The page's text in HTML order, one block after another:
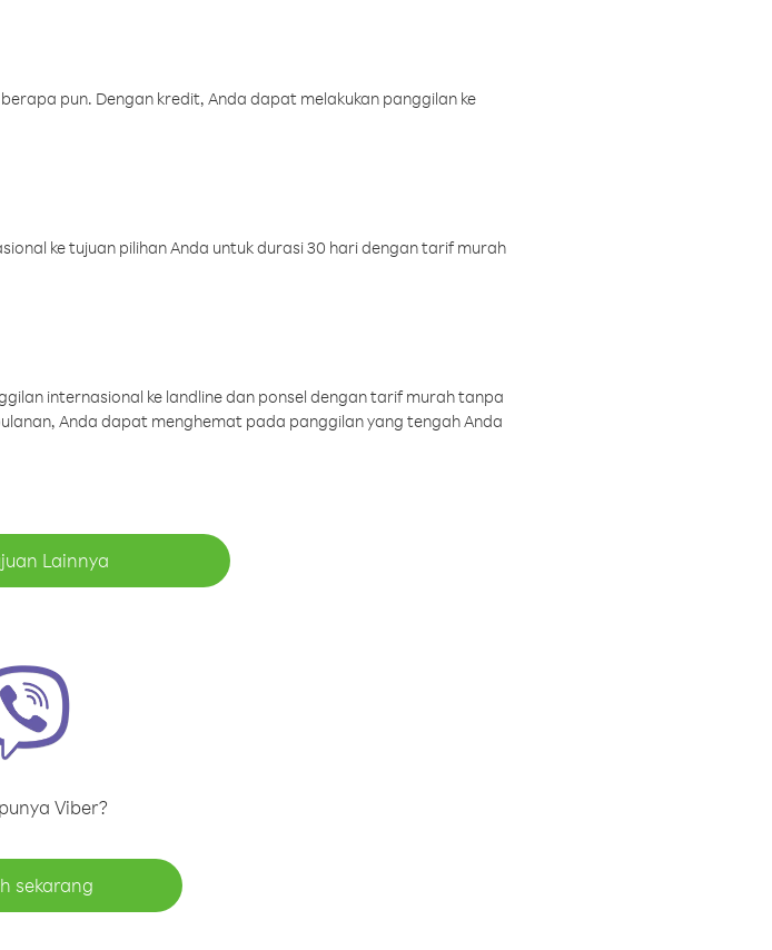
pun. Dengan kredit, Anda dapat melakukan panggilan ke
ke tujuan pilihan Anda untuk durasi 30 hari dengan tarif murah
internasional ke landline dan ponsel dengan tarif murah tanpa
Anda dapat menghemat pada panggilan yang tengah Anda
Lainnya
Viber?
sekarang